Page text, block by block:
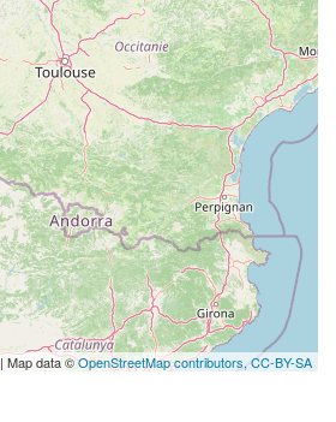
| Map data ©OpenStreetMap contributors, CC-BY-SA